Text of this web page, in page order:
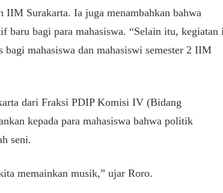
Surakarta. Ia juga menambahkan bahwa
baru bagi para mahasiswa. “Selain itu, kegiatan
mahasiswa dan mahasiswi semester 2 IIM
dari Fraksi PDIP Komisi IV (Bidang
kepada para mahasiswa bahwa politik
seni.
memainkan musik,” ujar Roro.